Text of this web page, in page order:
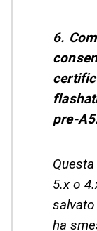
6.
pre-
5.x o
ha